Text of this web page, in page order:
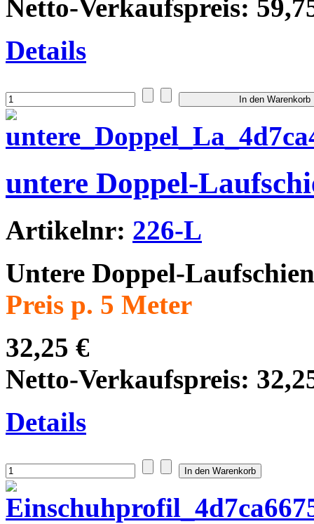
Netto-Verkaufspreis:
Details
untere Doppel-
Artikelnr: 226-L
Untere Doppel-
Preis p. 5 Meter
32,25 €
Netto-Verkaufspreis:
Details